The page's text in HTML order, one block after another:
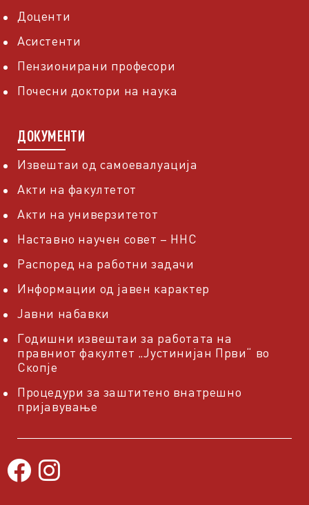
Доценти
Асистенти
Пензионирани професори
Почесни доктори на наука
ДОКУМЕНТИ
Извештаи од самоевалуација
Акти на факултетот
Акти на универзитетот
Наставно научен совет – ННС
Распоред на работни задачи
Информации од јавен карактер
Јавни набавки
Годишни извештаи за работата на
правниот факултет „Јустинијан Први“ во
Скопје
Процедури за заштитено внатрешно
пријавување